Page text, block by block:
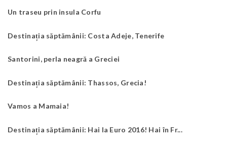
Un traseu prin insula Corfu
Destinația săptămânii: Costa Adeje, Tenerife
Santorini, perla neagră a Greciei
Destinația săptămânii: Thassos, Grecia!
Vamos a Mamaia!
Destinația săptămânii: Hai la Euro 2016! Hai în Fr...